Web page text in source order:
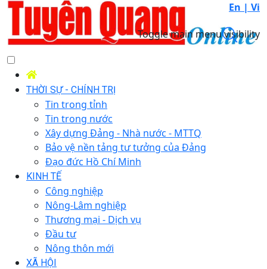
En | Vi
Toggle main menu visibility
THỜI SỰ - CHÍNH TRỊ
Tin trong tỉnh
Tin trong nước
Xây dựng Đảng - Nhà nước - MTTQ
Bảo vệ nền tảng tư tưởng của Đảng
Đạo đức Hồ Chí Minh
KINH TẾ
Công nghiệp
Nông-Lâm nghiệp
Thương mại - Dịch vụ
Đầu tư
Nông thôn mới
XÃ HỘI